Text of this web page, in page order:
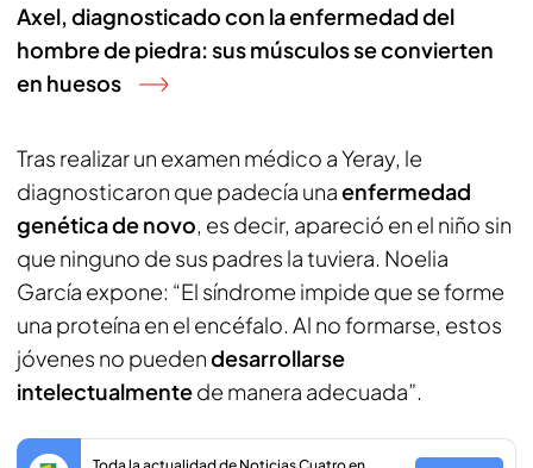
Axel, diagnosticado con la enfermedad del
hombre de piedra: sus músculos se convierten
en huesos
Tras realizar un examen médico a Yeray, le
diagnosticaron que padecía unaenfermedad
genética de novo, es decir, apareció en el niño sin
que ninguno de sus padres la tuviera. Noelia
García expone: “El síndrome impide que se forme
una proteína en el encéfalo. Al no formarse, estos
jóvenes no puedendesarrollarse
intelectualmentede manera adecuada”.